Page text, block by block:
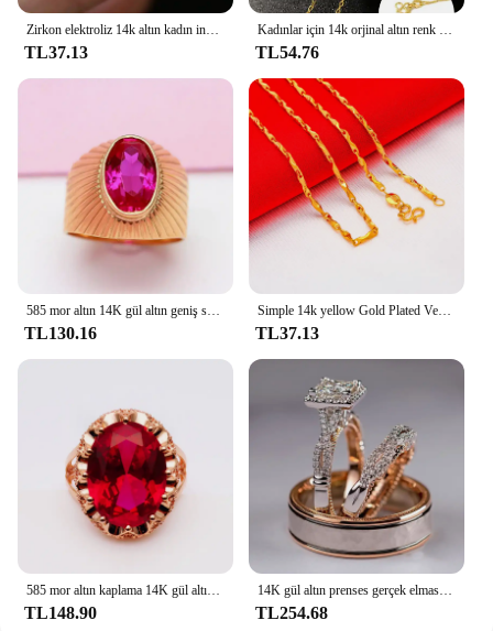
TL37.13 TL54.76
TL130.16
Simple 14k yellow Gold Plated Versatile Necklaces for women Fashion Clavicle Chainnot fade Wedding Anniversary High Jewelry Gift
TL37.13
585 mor altın kaplama 14K gül altın kakma oval yakut yüzükler kadınlar için açılış yaratıcı mahkemesi tarzı klasik parti takı
TL148.90
14K gül altın prenses gerçek elmas yüzük kadınlar için Anillos Mujer Bizuteria taş Femme elmas takı seti gül altın yüzük
TL254.68